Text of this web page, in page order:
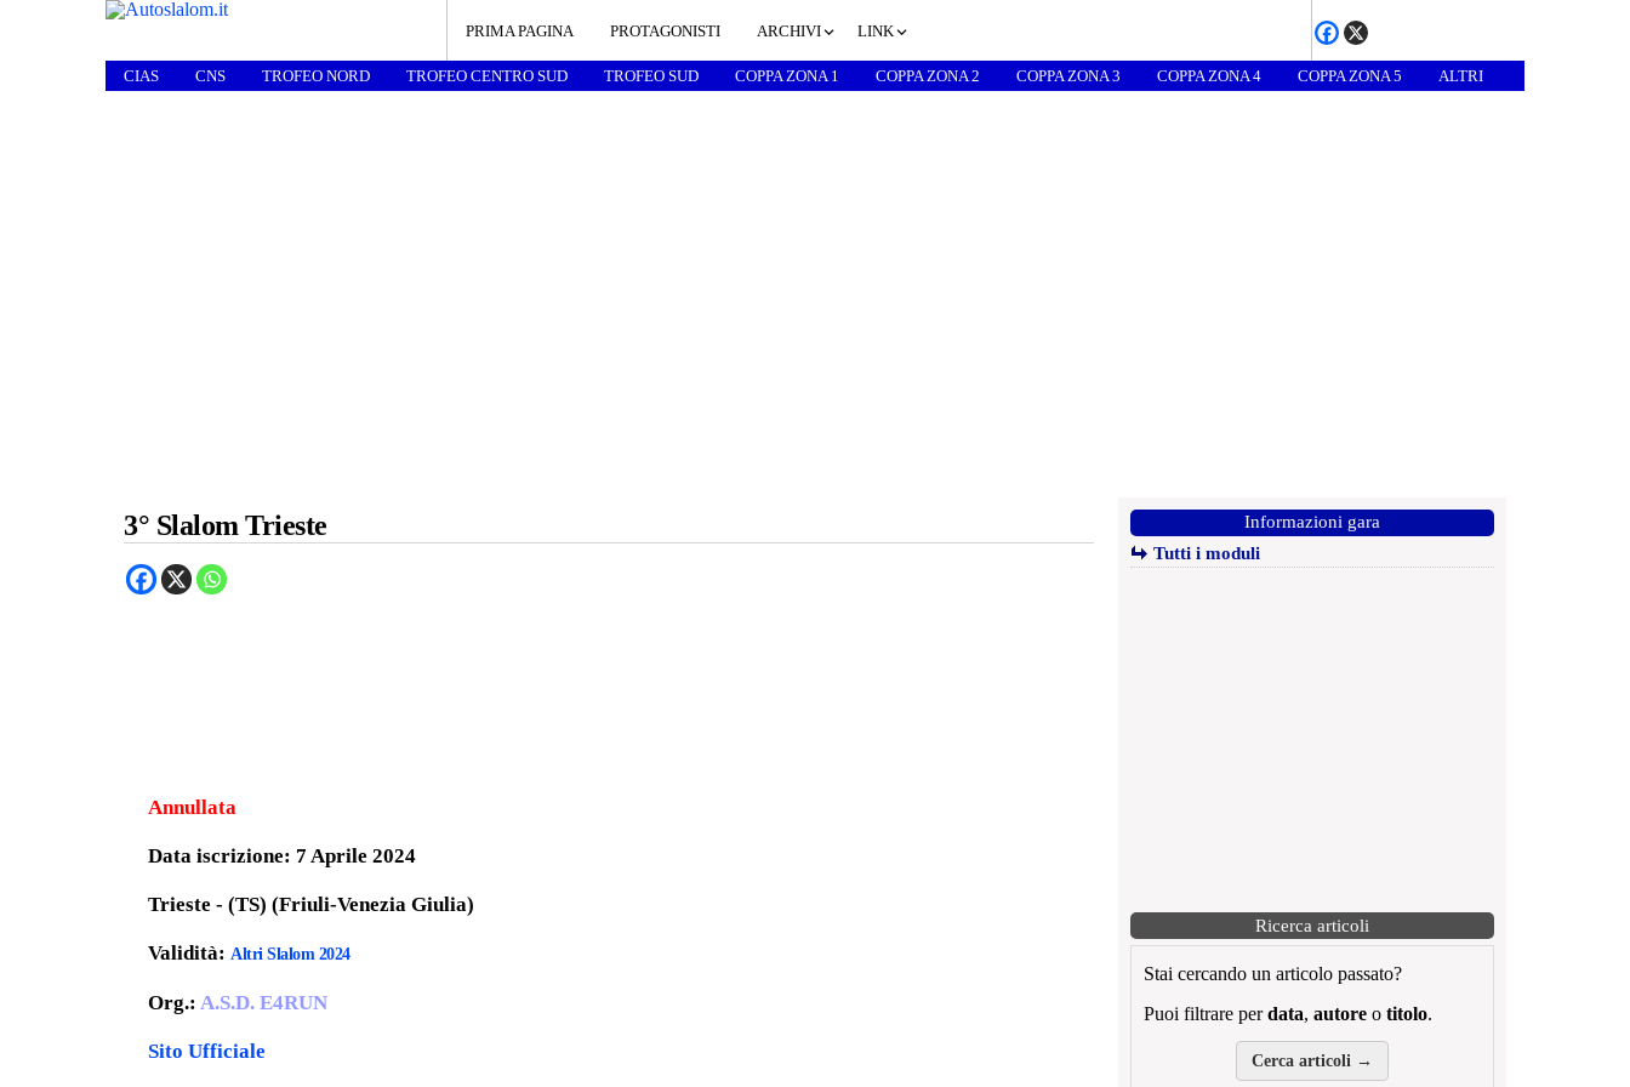
PRIMA PAGINA PROTAGONISTI ARCHIVI LINK
CIAS CNS TROFEO NORD TROFEO CENTRO SUD TROFEO SUD COPPA ZONA 1 COPPA ZONA 2 COPPA ZONA 3 COPPA ZONA 4 COPPA ZONA 5 ALTRI
3° Slalom Trieste
Annullata
Data iscrizione: 7 Aprile 2024
Trieste - (TS) (Friuli-Venezia Giulia)
Validità: Altri Slalom 2024
Org.: A.S.D. E4RUN
Sito Ufficiale
Informazioni gara
Tutti i moduli
Ricerca articoli
Stai cercando un articolo passato?
Puoi filtrare perdata, autore o titolo.
Cerca articoli →